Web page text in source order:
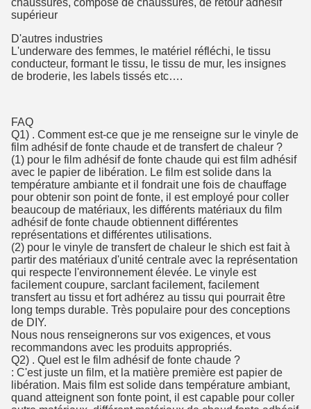
chaussures, composé de chaussures, de retour adhésif
supérieur
D'autres industries
L'underware des femmes, le matériel réfléchi, le tissu
conducteur, formant le tissu, le tissu de mur, les insignes
de broderie, les labels tissés etc….
FAQ
Q1) . Comment est-ce que je me renseigne sur le vinyle de
film adhésif de fonte chaude et de transfert de chaleur ?
(1) pour le film adhésif de fonte chaude qui est film adhésif
avec le papier de libération. Le film est solide dans la
température ambiante et il fondrait une fois de chauffage
pour obtenir son point de fonte, il est employé pour coller
beaucoup de matériaux, les différents matériaux du film
adhésif de fonte chaude obtiennent différentes
représentations et différentes utilisations.
(2) pour le vinyle de transfert de chaleur le shich est fait à
partir des matériaux d'unité centrale avec la représentation
qui respecte l'environnement élevée. Le vinyle est
facilement coupure, sarclant facilement, facilement
transfert au tissu et fort adhérez au tissu qui pourrait être
long temps durable. Très populaire pour des conceptions
de DIY.
Nous nous renseignerons sur vos exigences, et vous
recommandons avec les produits appropriés.
Q2) . Quel est le film adhésif de fonte chaude ?
: C'est juste un film, et la matière première est papier de
libération. Mais film est solide dans température ambiant,
quand atteignent son fonte point, il est capable pour coller